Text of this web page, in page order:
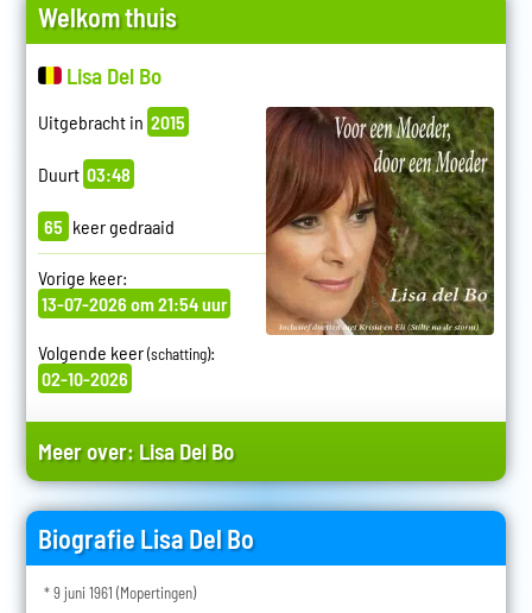
Welkom thuis
Lisa Del Bo
Uitgebracht in 2015
Duurt 03:48
65 keer gedraaid
Vorige keer:
13-07-2026 om 21:54 uur
Volgende keer(schatting):
02-10-2026
Meer over: Lisa Del Bo
Biografie Lisa Del Bo
* 9 juni 1961 (Mopertingen)